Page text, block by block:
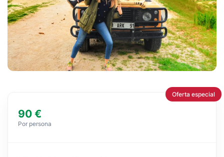
Oferta especial
90 €
Por persona